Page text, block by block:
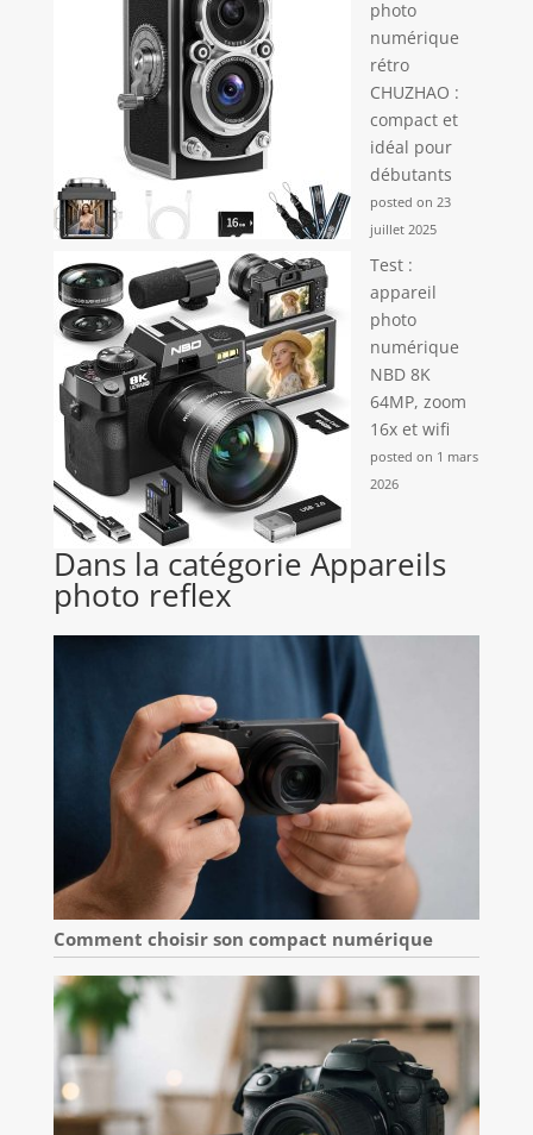
photo
numérique
rétro
CHUZHAO :
compact et
idéal pour
débutants
posted on 23
juillet 2025
Test :
appareil
photo
numérique
NBD 8K
64MP, zoom
16x et wifi
posted on 1 mars
2026
Dans la catégorie Appareils
photo reflex
Comment choisir son compact numérique